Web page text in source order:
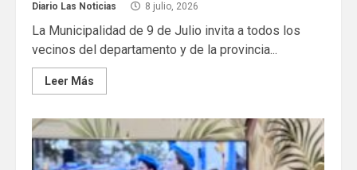
Diario Las Noticias 8 julio, 2026
La Municipalidad de 9 de Julio invita a todos los
vecinos del departamento y de la provincia...
Leer Más